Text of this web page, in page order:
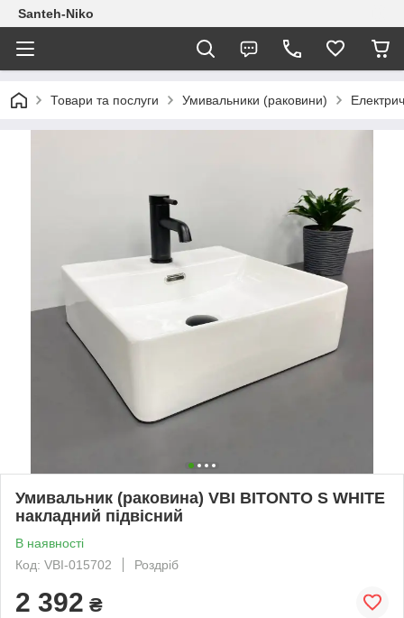
Santeh-Niko
Товари та послуги Умивальники (раковини)
Умивальник (раковина) VBI BITONTO S WHITE
накладний підвісний
В наявності
Код: VBI-015702
Роздріб
2 392 ₴